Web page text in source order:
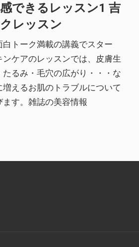
できるレッスン1 吉
レッスン
トーク満載の講義でスター
ンケアのレッスンでは、皮膚生
るみ・毛穴の広がり・・・な
えるお肌のトラブルについて
す。雑誌の美容情報